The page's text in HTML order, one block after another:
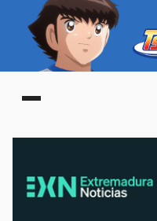
Main menu